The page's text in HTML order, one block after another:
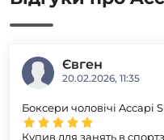
Євген
20.02.2026, 11:35
Боксери чоловічі Accapi
Купив для занять в